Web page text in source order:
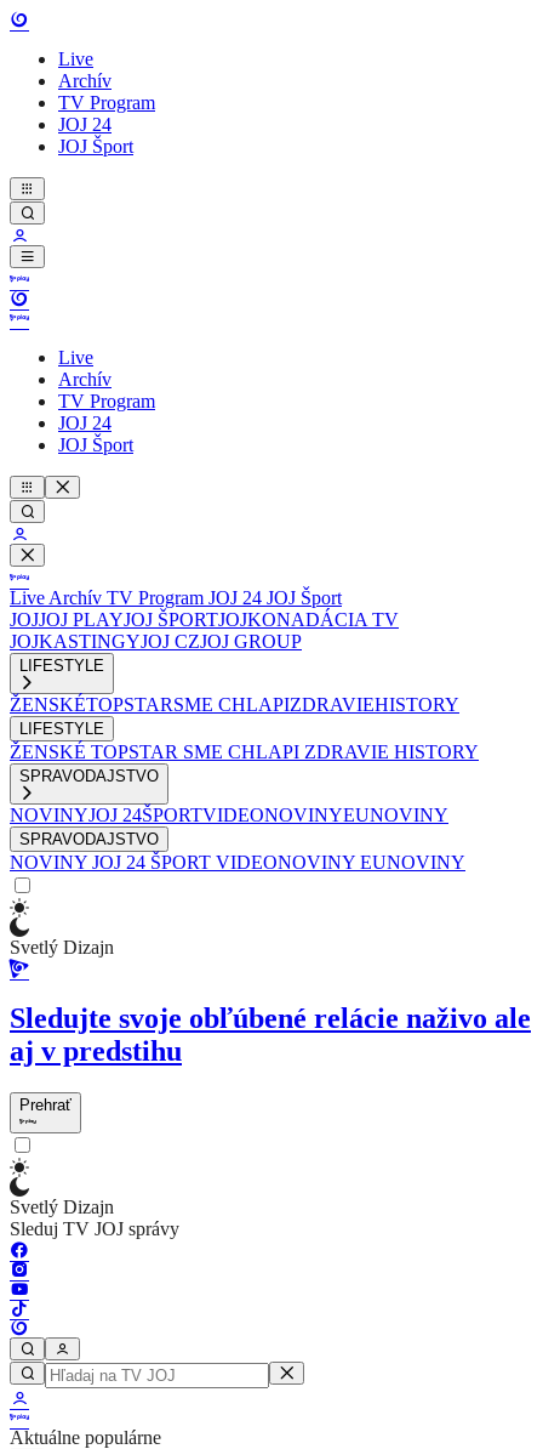
Live
Archív
TV Program
JOJ 24
JOJ Šport
Live
Archív
TV Program
JOJ 24
JOJ Šport
Live Archív TV Program JOJ 24 JOJ Šport
JOJJOJ PLAYJOJ ŠPORTJOJKONADÁCIA TV
JOJKASTINGYJOJ CZJOJ GROUP
LIFESTYLE
ŽENSKÉTOPSTARSME CHLAPIZDRAVIEHISTORY
LIFESTYLE
ŽENSKÉ TOPSTAR SME CHLAPI ZDRAVIE HISTORY
SPRAVODAJSTVO
NOVINYJOJ 24ŠPORTVIDEONOVINYEUNOVINY
SPRAVODAJSTVO
NOVINY JOJ 24 ŠPORT VIDEONOVINY EUNOVINY
Svetlý Dizajn
Sledujte svoje obľúbené relácie naživo ale
aj v predstihu
Prehrať
Svetlý Dizajn
Sleduj TV JOJ správy
Aktuálne populárne